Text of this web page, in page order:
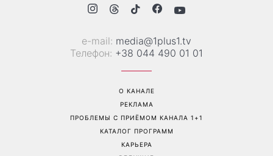
психолог объяснила,
почему на самом деле
Барбир показала редкие
семейные фото с 14-
летним сыном